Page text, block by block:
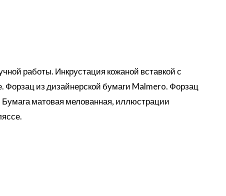
работы. Инкрустация кожаной вставкой с
Форзац из дизайнерской бумаги Malmero. Форзац
Бумага матовая мелованная, иллюстрации